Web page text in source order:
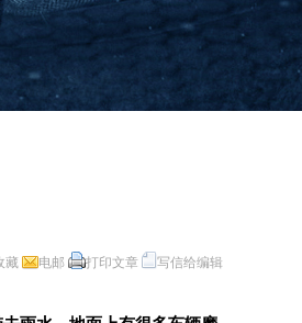
藏 电邮 打印文章 写信给编辑